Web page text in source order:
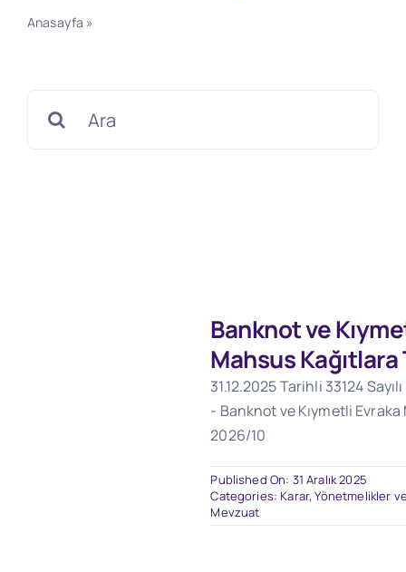
Anasayfa »
Banknot ve
Mahsus
31.12.2025 Tarihli 33124
- Banknot ve Kıymetli
2026/10
Published On: 31 Aralık 2025
Categories: Karar, Yönetmelikler
Mevzuat